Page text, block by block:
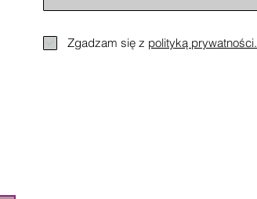
Zgadzam się z polityką prywatności.